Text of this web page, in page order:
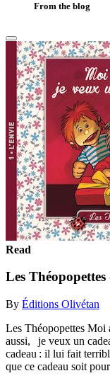
From the blog
Read
Les
By Éditions Olivétan
Les Théopopettes
aussi, je veux un
cadeau : il lui fait
que ce cadeau soit